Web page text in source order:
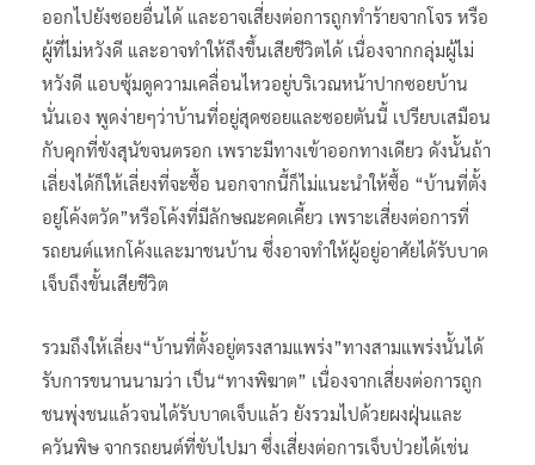
ออกไปยังซอยอื่นได้ และอาจเสี่ยงต่อการถูกทำร้ายจากโจร หรือ
ผู้ที่ไม่หวังดี และอาจทำให้ถึงขึ้นเสียชีวิตได้ เนื่องจากกลุ่มผู้ไม่
หวังดี แอบซุ้มดูความเคลื่อนไหวอยู่บริเวณหน้าปากซอยบ้าน
นั่นเอง พูดง่ายๆว่าบ้านที่อยู่สุดซอยและซอยตันนี้ เปรียบเสมือน
กับคุกที่ขังสุนัขจนตรอก เพราะมีทางเข้าออกทางเดียว ดังนั้นถ้า
เลี่ยงได้ก็ให้เลี่ยงที่จะซื้อ นอกจากนี้ก็ไม่แนะนำให้ซื้อ “บ้านที่ตั้ง
อยู่โค้งตวัด”หรือโค้งที่มีลักษณะคดเคี้ยว เพราะเสี่ยงต่อการที่
รถยนต์แหกโค้งและมาชนบ้าน ซึ่งอาจทำให้ผู้อยู่อาศัยได้รับบาด
เจ็บถึงขั้นเสียชีวิต
รวมถึงให้เลี่ยง“บ้านที่ตั้งอยู่ตรงสามแพร่ง”ทางสามแพร่งนั้นได้
รับการขนานนามว่า เป็น“ทางพิฆาต” เนื่องจากเสี่ยงต่อการถูก
ชนพุ่งชนแล้วจนได้รับบาดเจ็บแล้ว ยังรวมไปด้วยผงฝุ่นและ
ควันพิษ จากรถยนต์ที่ขับไปมา ซึ่งเสี่ยงต่อการเจ็บป่วยได้เช่น